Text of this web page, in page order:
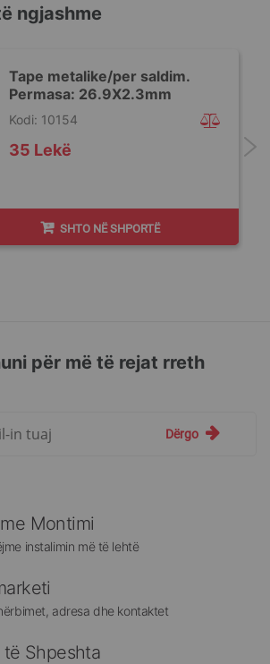
ngjashme
Tape metalike/per saldim.
Permasa: 26.9X2.3mm
35 Lekë
Kodi: 10154
SHTO NË SHPORTË
për më të rejat rreth
Dërgo
Montimi
instalimin më të lehtë
adresa dhe kontaktet
të Shpeshta